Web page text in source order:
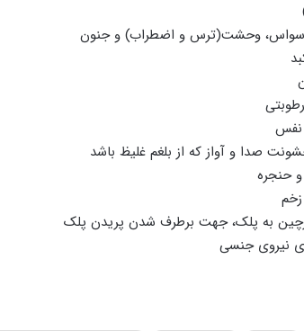
وسواس، وحشت(ترس و اضطراب) و جنون
نفس
صدا و آواز که از بلغم غلیظ باشد
حنجره
به پلک، جهت برطرف شدن پریدن پلک
نیروی جنسی